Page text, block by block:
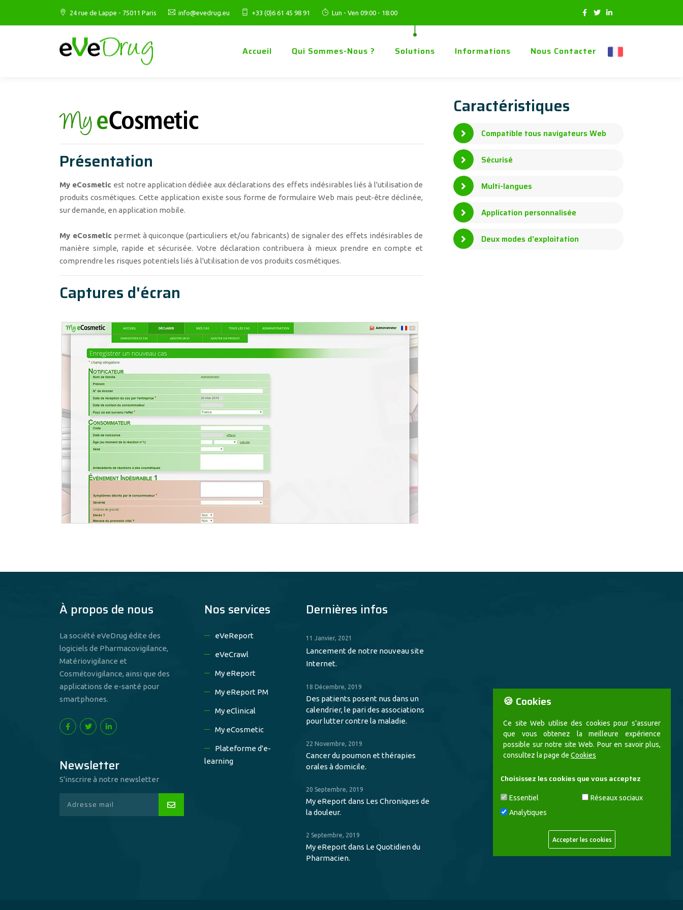
24 rue de Lappe - 75011 Paris info@evedrug.eu +33 (0)6 61 45 98 91 Lun - Ven 09:00 - 18:00
Accueil Qui Sommes-Nous ? Solutions Informations Nous Contacter
Présentation
My eCosmetic est notre application dédiée aux déclarations des effets indésirables liés à l'utilisation de
produits cosmétiques. Cette application existe sous forme de formulaire Web mais peut-être déclinée,
sur demande, en application mobile.
My eCosmeticpermet à quiconque (particuliers et/ou fabricants) de signaler des effets indésirables de
manière simple, rapide et sécurisée. Votre déclaration contribuera à mieux prendre en compte et
comprendre les risques potentiels liés à l'utilisation de vos produits cosmétiques.
Captures d'écran
Caractéristiques
Compatible tous navigateurs Web
Sécurisé
Multi-langues
Application personnalisée
Deux modes d'exploitation
À propos de nous
La société eVeDrug édite des
logiciels de Pharmacovigilance,
Matériovigilance et
Cosmétovigilance, ainsi que des
applications de e-santé pour
smartphones.
Newsletter
S'inscrire à notre newsletter
Nos services
eVeReport
eVeCrawl
My eReport
My eReport PM
My eClinical
My eCosmetic
Plateforme d'e-
learning
Dernières infos
11 Janvier, 2021
Lancement de notre nouveau site
Internet.
18 Décembre, 2019
Des patients posent nus dans un
calendrier, le pari des associations
pour lutter contre la maladie.
22 Novembre, 2019
Cancer du poumon et thérapies
orales à domicile.
20 Septembre, 2019
My eReport dans Les Chroniques de
la douleur.
2 Septembre, 2019
My eReport dans Le Quotidien du
Pharmacien.
🍪 Cookies
Ce site Web utilise des cookies pour s'assurer
que vous obtenez la meilleure expérience
possible sur notre site Web. Pour en savoir plus,
consultez la page de Cookies
Choisissez les cookies que vous acceptez
Essentiel
Réseaux sociaux
Analytiques
Accepter les cookies